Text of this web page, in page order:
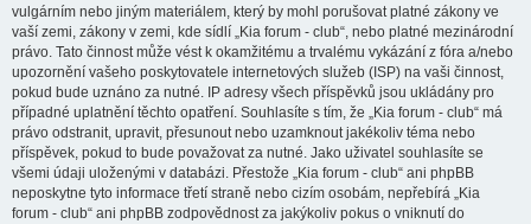
vulgárním nebo jiným materiálem, který by mohl porušovat platné zákony ve
vaší zemi, zákony v zemi, kde sídlí „Kia forum - club“, nebo platné mezinárodní
právo. Tato činnost může vést k okamžitému a trvalému vykázání z fóra a/nebo
upozornění vašeho poskytovatele internetových služeb (ISP) na vaši činnost,
pokud bude uznáno za nutné. IP adresy všech příspěvků jsou ukládány pro
případné uplatnění těchto opatření. Souhlasíte s tím, že „Kia forum - club“ má
právo odstranit, upravit, přesunout nebo uzamknout jakékoliv téma nebo
příspěvek, pokud to bude považovat za nutné. Jako uživatel souhlasíte se
všemi údaji uloženými v databázi. Přestože „Kia forum - club“ ani phpBB
neposkytne tyto informace třetí straně nebo cizím osobám, nepřebírá „Kia
forum - club“ ani phpBB zodpovědnost za jakýkoliv pokus o vniknutí do